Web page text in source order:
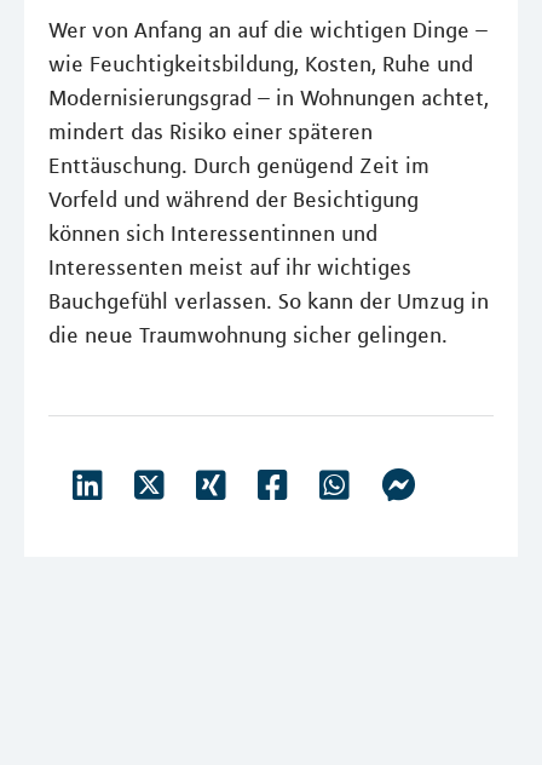
Wer von Anfang an auf die wichtigen Dinge –
wie Feuchtigkeitsbildung, Kosten, Ruhe und
Modernisierungsgrad – in Wohnungen achtet,
mindert das Risiko einer späteren
Enttäuschung. Durch genügend Zeit im
Vorfeld und während der Besichtigung
können sich Interessentinnen und
Interessenten meist auf ihr wichtiges
Bauchgefühl verlassen. So kann der Umzug in
die neue Traumwohnung sicher gelingen.